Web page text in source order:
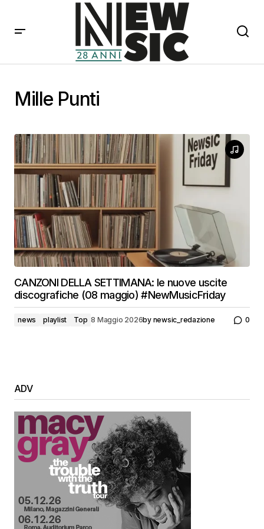
Mille Punti
CANZONI DELLA SETTIMANA: le nuove uscite
discografiche (08 maggio) #NewMusicFriday
news playlist Top 8 Maggio 2026by newsic_redazione 0
ADV